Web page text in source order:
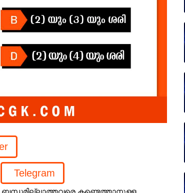
Telegram
ബന്ധമില്ലാത്തവരെ കണ്ടെത്താനുള്ള